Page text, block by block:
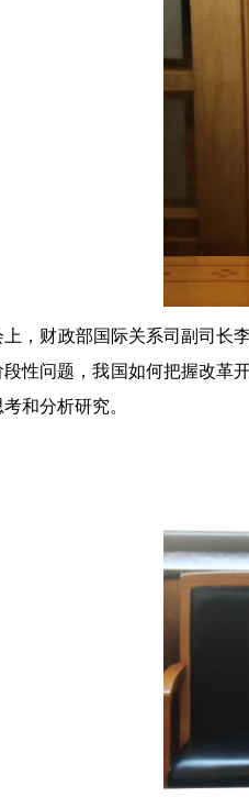
上，财政部国际关系司副司长
段性问题，我国如何把握改革
和分析研究。